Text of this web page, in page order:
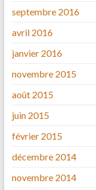
septembre 2016
avril 2016
janvier 2016
novembre 2015
août 2015
juin 2015
février 2015
décembre 2014
novembre 2014